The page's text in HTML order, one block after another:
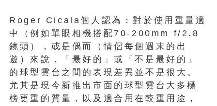
Roger Cicala個人認為：對於使用重量適
中（例如單眼相機搭配70-200mm f/2.8
鏡頭），或是偶而（情侶每個週末的出
遊）來說，「最好的」或「不是最好的」
的球型雲台之間的表現差異並不是很大。
尤其是現今新推出市面的球型雲台大多標
榜更重的質量，以及適合用在較重用途，